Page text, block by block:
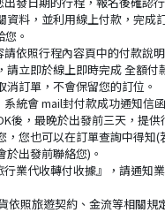
資料，並利用線上付款，完成
。
請依照行程內容頁中的付款說
請立即於線上即時完成 全額付
消訂單，不會保留您的訂位。
系統會 mail封付款成功通知信
後，最晚於出發前三天，提
，您也可以在訂單查詢中得知(
於出發前聯絡您)。
行業代收轉付收據』，請通知
依照旅遊契約、金流等相關規